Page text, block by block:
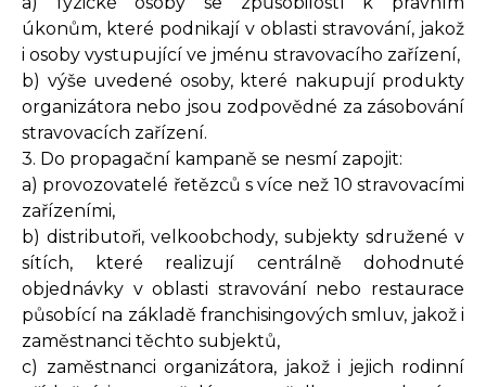
úkonům, které podnikají v oblasti stravování, jakož
i osoby vystupující ve jménu stravovacího zařízení,
b) výše uvedené osoby, které nakupují produkty
organizátora nebo jsou zodpovědné za zásobování
stravovacích zařízení.
3. Do propagační kampaně se nesmí zapojit:
a) provozovatelé řetězců s více než 10 stravovacími
zařízeními,
b) distributoři, velkoobchody, subjekty sdružené v
sítích, které realizují centrálně dohodnuté
objednávky v oblasti stravování nebo restaurace
působící na základě franchisingových smluv, jakož i
zaměstnanci těchto subjektů,
c) zaměstnanci organizátora, jakož i jejich rodinní